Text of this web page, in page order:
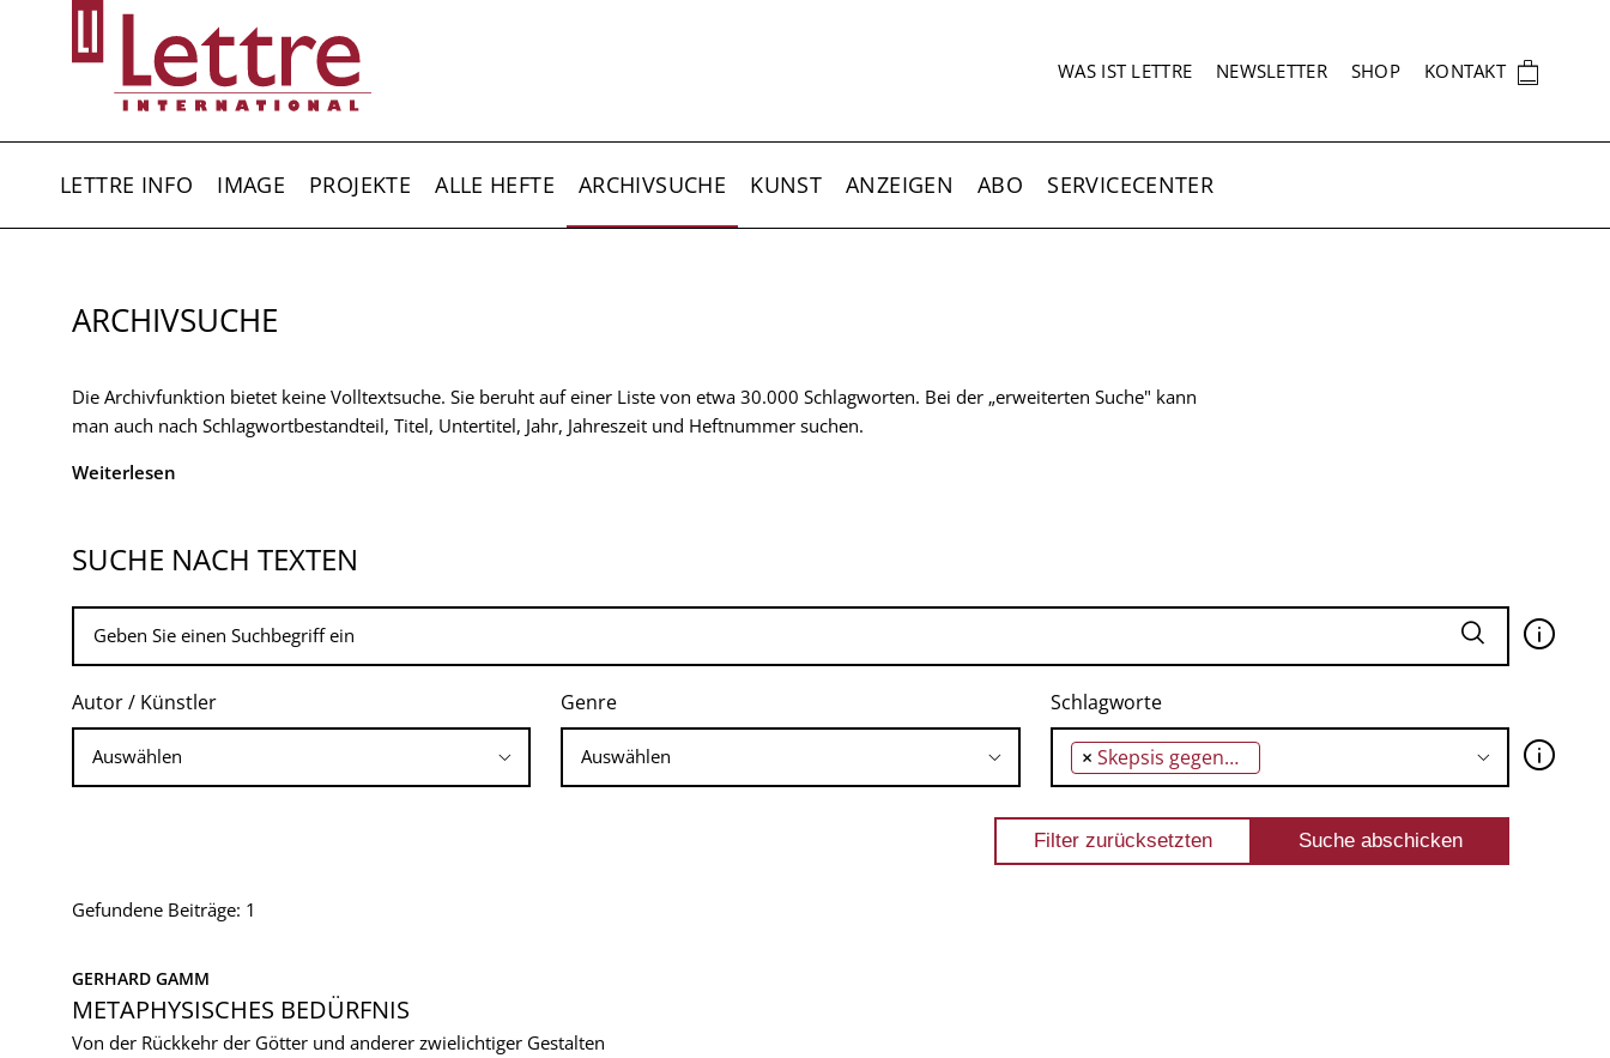
SEKUNDÄRNAVIGATION
WAS IST LETTRE NEWSLETTER SHOP KONTAKT 🛍
LETTRE INFO IMAGE PROJEKTE ALLE HEFTE ARCHIVSUCHE KUNST ANZEIGEN ABO SERVICECENTER
ARCHIVSUCHE
Die Archivfunktion bietet keine Volltextsuche. Sie beruht auf einer Liste von etwa 30.000 Schlagworten. Bei der „erweiterten Suche" kann
man auch nach Schlagwortbestandteil, Titel, Untertitel, Jahr, Jahreszeit und Heftnummer suchen.
Weiterlesen
SUCHE NACH TEXTEN
🛈
Autor / Künstler Genre Schlagworte
× Skepsis gegenüber der Fortschrittsgeschichte 🛈
Gefundene Beiträge: 1
GERHARD GAMM
METAPHYSISCHES BEDÜRFNIS
Von der Rückkehr der Götter und anderer zwielichtiger Gestalten